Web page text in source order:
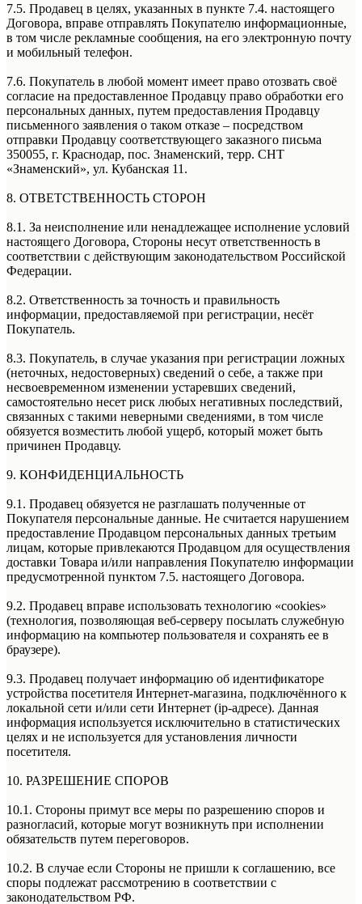
7.5. Продавец в целях, указанных в пункте 7.4. настоящего
Договора, вправе отправлять Покупателю информационные,
в том числе рекламные сообщения, на его электронную почту
и мобильный телефон.
7.6. Покупатель в любой момент имеет право отозвать своё
согласие на предоставленное Продавцу право обработки его
персональных данных, путем предоставления Продавцу
письменного заявления о таком отказе – посредством
отправки Продавцу соответствующего заказного письма
350055, г. Краснодар, пос. Знаменский, терр. СНТ
«Знаменский», ул. Кубанская 11.
8. ОТВЕТСТВЕННОСТЬ СТОРОН
8.1. За неисполнение или ненадлежащее исполнение условий
настоящего Договора, Стороны несут ответственность в
соответствии с действующим законодательством Российской
Федерации.
8.2. Ответственность за точность и правильность
информации, предоставляемой при регистрации, несёт
Покупатель.
8.3. Покупатель, в случае указания при регистрации ложных
(неточных, недостоверных) сведений о себе, а также при
несвоевременном изменении устаревших сведений,
самостоятельно несет риск любых негативных последствий,
связанных с такими неверными сведениями, в том числе
обязуется возместить любой ущерб, который может быть
причинен Продавцу.
9. КОНФИДЕНЦИАЛЬНОСТЬ
9.1. Продавец обязуется не разглашать полученные от
Покупателя персональные данные. Не считается нарушением
предоставление Продавцом персональных данных третьим
лицам, которые привлекаются Продавцом для осуществления
доставки Товара и/или направления Покупателю информации
предусмотренной пунктом 7.5. настоящего Договора.
9.2. Продавец вправе использовать технологию «cookies»
(технология, позволяющая веб-серверу посылать служебную
информацию на компьютер пользователя и сохранять ее в
браузере).
9.3. Продавец получает информацию об идентификаторе
устройства посетителя Интернет-магазина, подключённого к
локальной сети и/или сети Интернет (ip-адресе). Данная
информация используется исключительно в статистических
целях и не используется для установления личности
посетителя.
10. РАЗРЕШЕНИЕ СПОРОВ
10.1. Стороны примут все меры по разрешению споров и
разногласий, которые могут возникнуть при исполнении
обязательств путем переговоров.
10.2. В случае если Стороны не пришли к соглашению, все
споры подлежат рассмотрению в соответствии с
законодательством РФ.